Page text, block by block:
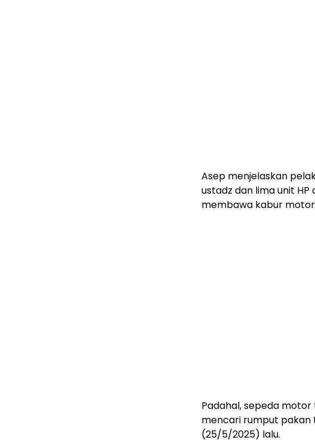
Asep menjelaskan
ustadz dan lima unit
membawa kabur
Padahal, sepeda
mencari rumput pakan
(25/5/2025) lalu.